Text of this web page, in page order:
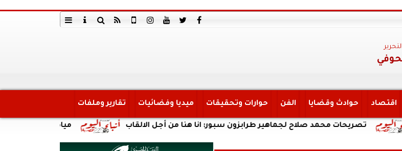
اقتصاد حوادث وقضايا الفن حوارات وتحقيقات ميديا وفضائيات تقارير وملفات
مياه الشرب بالجيزة: قطع محمد صلاح لجماهير طرابزون سبور: انا هنا من أجل الالقاب